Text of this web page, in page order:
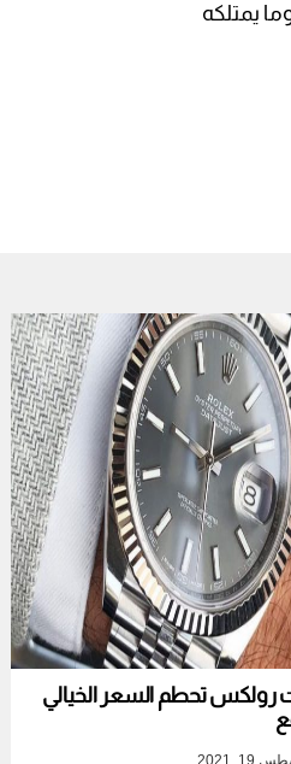
يمتلكه
رولكس تحطم السعر الخيالي
19, 2021